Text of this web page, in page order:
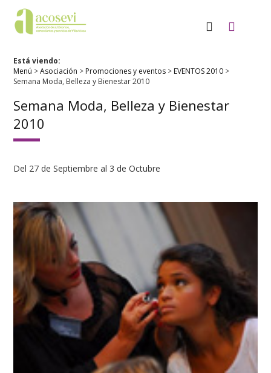
Está viendo:
Menú > Asociación > Promociones y eventos > EVENTOS 2010 >
Semana Moda, Belleza y Bienestar 2010
Semana Moda, Belleza y Bienestar
2010
Del 27 de Septiembre al 3 de Octubre